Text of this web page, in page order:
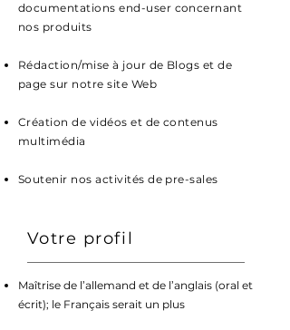
documentations end-user concernant
nos produits
Rédaction/mise à jour de Blogs et de
page sur notre site Web
Création de vidéos et de contenus
multimédia
Soutenir nos activités de pre-sales
Votre profil
Maîtrise de l’allemand et de l’anglais (oral et
écrit); le Français serait un plus